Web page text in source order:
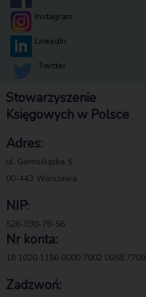
Instagram
LinkedIn
Twitter
Stowarzyszenie
Księgowych w Polsce
Adres:
ul. Górnośląska 5
00-443 Warszawa
NIP:
526-030-79-56
Nr konta:
18 1020 1156 0000 7002 0058 7709
Zadzwoń: